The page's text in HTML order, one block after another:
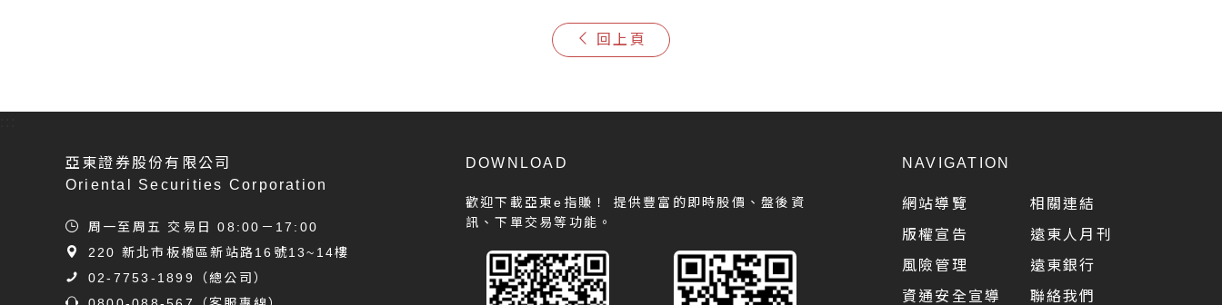
回上頁
亞東證券股份有限公司
Oriental Securities Corporation
周一至周五 交易日 08:00－17:00
220 新北市板橋區新站路16號13~14樓
02-7753-1899
（總公司）
DOWNLOAD
歡迎下載亞東e指賺！
提供豐富的即時股價、盤後資
訊、下單交易等功能。
NAVIGATION
網站導覽
版權宣告
風險管理
資通安全宣導
相關連結
遠東人月刊
遠東銀行
聯絡我們